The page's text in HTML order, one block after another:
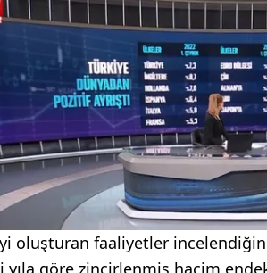
oluşturan faaliyetler
yıla göre zincirlenmiş hacim